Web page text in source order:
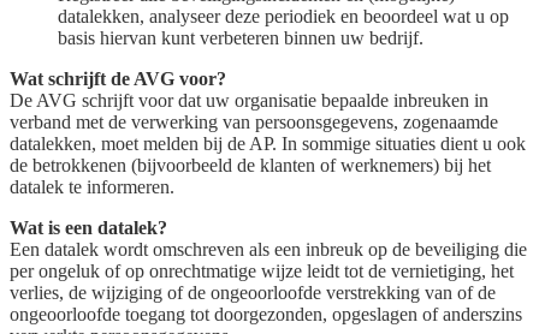
datalekken, analyseer deze periodiek en beoordeel wat u op
basis hiervan kunt verbeteren binnen uw bedrijf.
Wat schrijft de AVG voor?
De AVG schrijft voor dat uw organisatie bepaalde inbreuken in
verband met de verwerking van persoonsgegevens, zogenaamde
datalekken, moet melden bij de AP. In sommige situaties dient u ook
de betrokkenen (bijvoorbeeld de klanten of werknemers) bij het
datalek te informeren.
Wat is een datalek?
Een datalek wordt omschreven als een inbreuk op de beveiliging die
per ongeluk of op onrechtmatige wijze leidt tot de vernietiging, het
verlies, de wijziging of de ongeoorloofde verstrekking van of de
ongeoorloofde toegang tot doorgezonden, opgeslagen of anderszins